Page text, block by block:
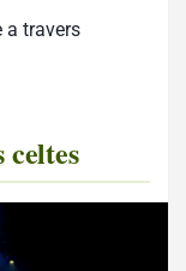
a travers
celtes